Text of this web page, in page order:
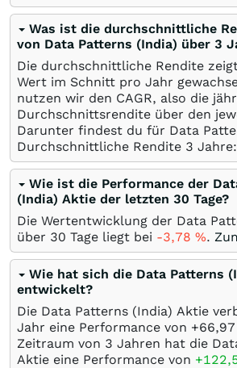
Was ist die durchschnittliche
von Data Patterns (India) über 3
Die durchschnittliche Rendite
Wert im Schnitt pro Jahr
nutzen wir den CAGR, also die
Durchschnittsrendite über den
Darunter findest du für Data
Durchschnittliche Rendite 3
Wie ist die Performance der
(India) Aktie der letzten 30 Tage?
Die Wertentwicklung der Data
über 30 Tage liegt bei -3,78 %.
Wie hat sich die Data Patterns
entwickelt?
Die Data Patterns (India) Aktie
Jahr eine Performance von +66,97
Zeitraum von 3 Jahren hat die
Aktie eine Performance von